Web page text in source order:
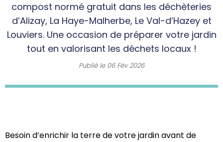
compost normé gratuit dans les déchèteries
d’Alizay, La Haye-Malherbe, Le Val-d’Hazey et
Louviers. Une occasion de préparer votre jardin
tout en valorisant les déchets locaux !
Publié le 06 Fév 2026
Besoin d’enrichir la terre de votre jardin avant de